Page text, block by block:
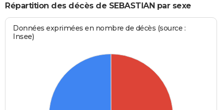
Répartition des décès de SEBASTIAN par sexe
Données exprimées en nombre de décès (source :
Insee)